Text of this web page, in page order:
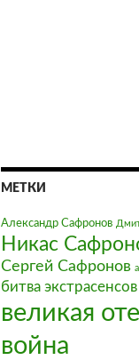
МЕТКИ
Александр Сафронов
Никас
Сергей Сафронов
битва экстрасенсов
великая
война